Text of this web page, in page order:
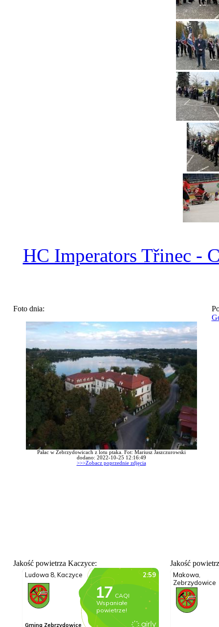
HC Imperators Třinec -
Foto dnia:
Pałac w Zebrzydowicach z lotu ptaka. Fot: Mariusz Jaszczurowski
dodano: 2022-10-25 12:16:49
>>>Zobacz poprzednie zdjęcia
Jakość powietrza Kaczyce: Jakość